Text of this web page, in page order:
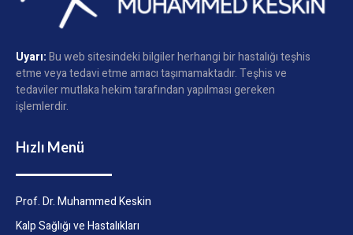
Uyarı:Bu web sitesindeki bilgiler herhangi bir hastalığı teşhis
etme veya tedavi etme amacı taşımamaktadır. Teşhis ve
tedaviler mutlaka hekim tarafından yapılması gereken
işlemlerdir.
Hızlı Menü
Prof. Dr. Muhammed Keskin
Kalp Sağlığı ve Hastalıkları